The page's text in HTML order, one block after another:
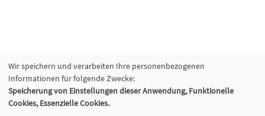
Wir speichern und verarbeiten Ihre personenbezogenen
Informationen für folgende Zwecke:
Speicherung von Einstellungen dieser Anwendung, Funktionelle
Cookies, Essenzielle Cookies.